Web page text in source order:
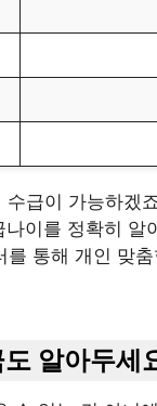
급이 가능하겠
이를 정확히 알
통해 개인 맞
알아두세